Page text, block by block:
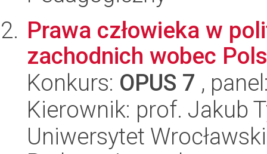
Prawa człowieka w
zachodnich wobec
Konkurs: OPUS 7 ,
Kierownik: prof. Jakub
Uniwersytet